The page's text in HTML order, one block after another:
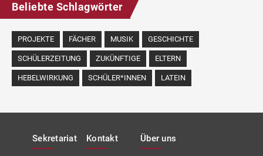
Beliebte Schlagwörter
PROJEKTE FÄCHER MUSIK GESCHICHTE
SCHÜLERZEITUNG ZUKÜNFTIGE ELTERN
HEBELWIRKUNG SCHÜLER*INNEN LATEIN
Sekretariat Kontakt Über uns